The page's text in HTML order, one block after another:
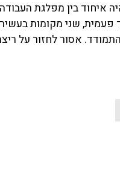
איחוד בין מפלגת
פעמית, שני מקומות
אסור לחזור על